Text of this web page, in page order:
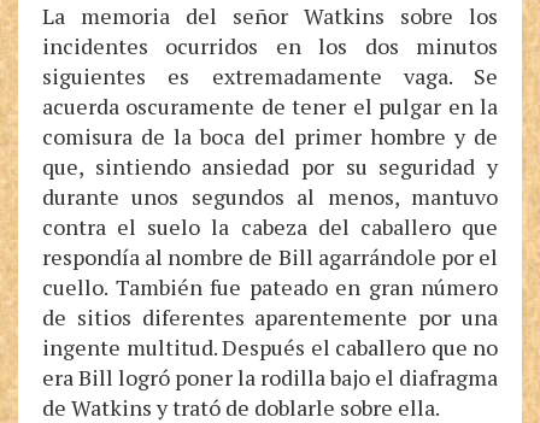
La memoria del señor Watkins sobre los
incidentes ocurridos en los dos minutos
siguientes es extremadamente vaga. Se
acuerda oscuramente de tener el pulgar en la
comisura de la boca del primer hombre y de
que, sintiendo ansiedad por su seguridad y
durante unos segundos al menos, mantuvo
contra el suelo la cabeza del caballero que
respondía al nombre de Bill agarrándole por el
cuello. También fue pateado en gran número
de sitios diferentes aparentemente por una
ingente multitud. Después el caballero que no
era Bill logró poner la rodilla bajo el diafragma
de Watkins y trató de doblarle sobre ella.